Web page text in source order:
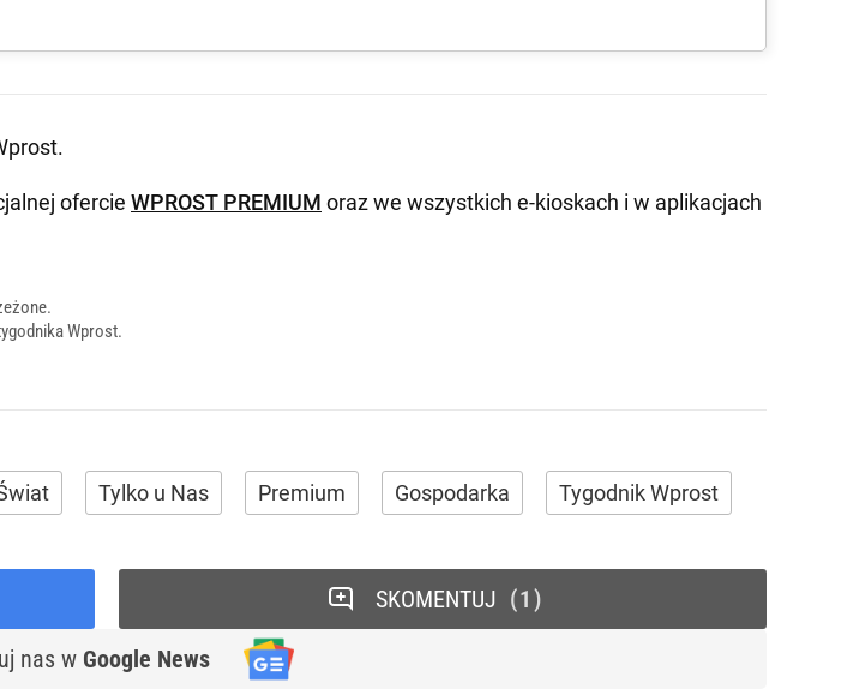
.
ofercie WPROST PREMIUM oraz we wszystkich e-kioskach i w aplikacjach
Wprost.
Tylko u Nas Premium Gospodarka Tygodnik Wprost
nas w Google News
SKOMENTUJ 1